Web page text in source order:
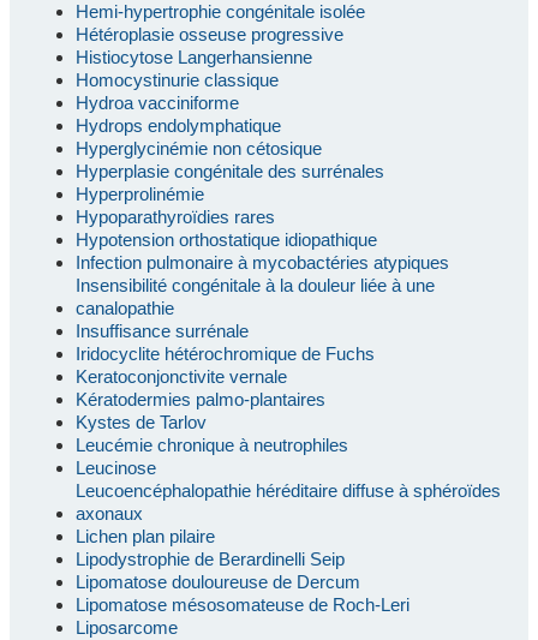
Hemi-hypertrophie congénitale isolée
Hétéroplasie osseuse progressive
Histiocytose Langerhansienne
Homocystinurie classique
Hydroa vacciniforme
Hydrops endolymphatique
Hyperglycinémie non cétosique
Hyperplasie congénitale des surrénales
Hyperprolinémie
Hypoparathyroïdies rares
Hypotension orthostatique idiopathique
Infection pulmonaire à mycobactéries atypiques
Insensibilité congénitale à la douleur liée à une
canalopathie
Insuffisance surrénale
Iridocyclite hétérochromique de Fuchs
Keratoconjonctivite vernale
Kératodermies palmo-plantaires
Kystes de Tarlov
Leucémie chronique à neutrophiles
Leucinose
Leucoencéphalopathie héréditaire diffuse à sphéroïdes
axonaux
Lichen plan pilaire
Lipodystrophie de Berardinelli Seip
Lipomatose douloureuse de Dercum
Lipomatose mésosomateuse de Roch-Leri
Liposarcome